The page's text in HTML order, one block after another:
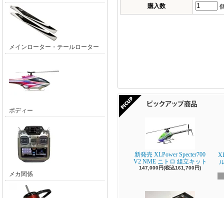
メインローター・テールローター
ボディー
メカ関係
購入数
新発売 XLPower Specter700
V2 NME ニトロ 組立キット
147,000円(税込161,700円)